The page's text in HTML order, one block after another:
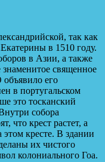
так как
в 1510 году.
в Азии, а также
знаменитое священное
его
в португальском
это тосканский
собора
что крест растет, а
кресте. В здании
их чистого
колониального Гоа.